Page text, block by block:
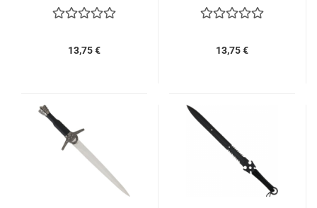
13,75 € 13,75 €